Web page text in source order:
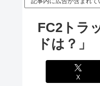
FC2トラ
ドは？」
X